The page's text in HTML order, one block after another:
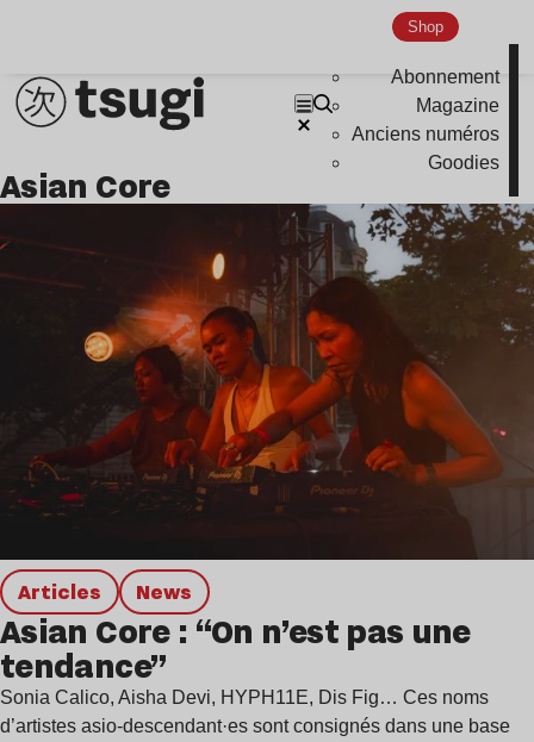
Shop
Abonnement
Magazine
Anciens numéros
Goodies
Asian Core
Articles news
Asian Core : “On n’est pas une
tendance”
Sonia Calico, Aisha Devi, HYPH11E, Dis Fig… Ces noms
d’artistes asio-descendant·es sont consignés dans une base